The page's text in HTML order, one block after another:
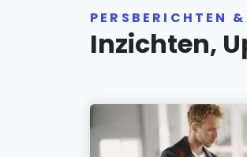
PERSBERICHTEN
Inzichten,